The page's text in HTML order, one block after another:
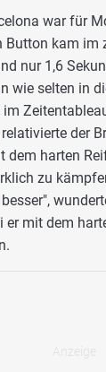
war für
Button kam im
nur 1,6
wie selten in
der
dem harten
zu
er mit dem